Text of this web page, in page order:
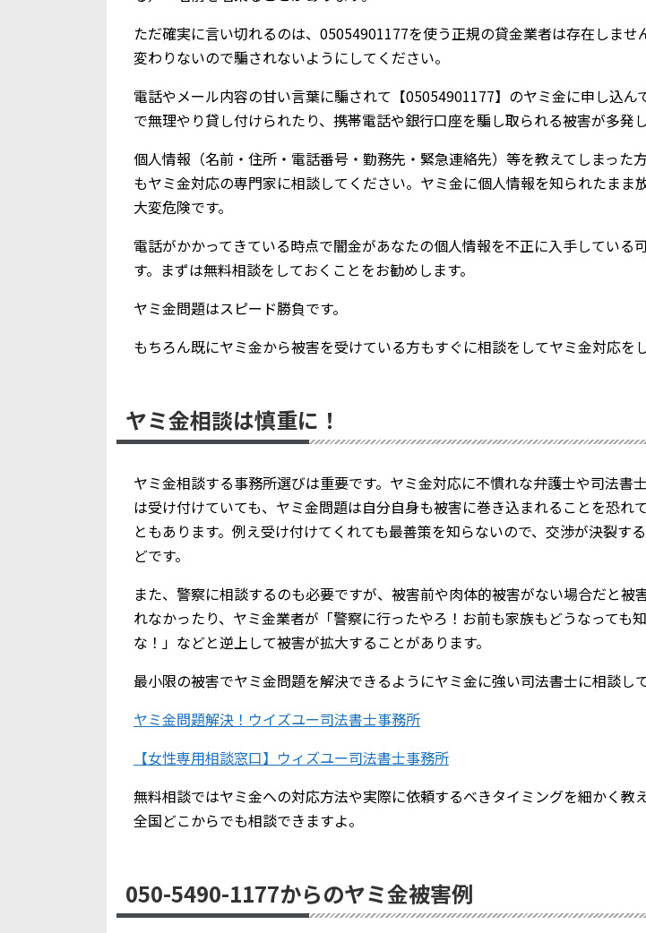
ただ確実に言い切れるのは、05054901177を使う正規の貸金業者は存在しませ
変わりないので騙されないようにしてください。
電話やメール内容の甘い言葉に騙されて【05054901177】のヤミ金に申し込ん
で無理やり貸し付けられたり、携帯電話や銀行口座を騙し取られる被害が多発し
個人情報（名前・住所・電話番号・勤務先・緊急連絡先）等を教えてしまった
もヤミ金対応の専門家に相談してください。ヤミ金に個人情報を知られたまま
大変危険です。
電話がかかってきている時点で闇金があなたの個人情報を不正に入手している
す。まずは無料相談をしておくことをお勧めします。
ヤミ金問題はスピード勝負です。
もちろん既にヤミ金から被害を受けている方もすぐに相談をしてヤミ金対応を
ヤミ金相談は慎重に！
ヤミ金相談する事務所選びは重要です。ヤミ金対応に不慣れな弁護士や司法書
は受け付けていても、ヤミ金問題は自分自身も被害に巻き込まれることを恐れ
ともあります。例え受け付けてくれても最善策を知らないので、交渉が決裂す
どです。
また、警察に相談するのも必要ですが、被害前や肉体的被害がない場合だと被
れなかったり、ヤミ金業者が「警察に行ったやろ！お前も家族もどうなっても
な！」などと逆上して被害が拡大することがあります。
最小限の被害でヤミ金問題を解決できるようにヤミ金に強い司法書士に相談し
ヤミ金問題解決！ウイズユー司法書士事務所
【女性専用相談窓口】ウィズユー司法書士事務所
無料相談ではヤミ金への対応方法や実際に依頼するべきタイミングを細かく教え
全国どこからでも相談できますよ。
050-5490-1177からのヤミ金被害例